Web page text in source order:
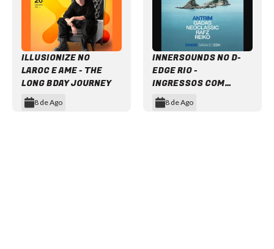
ILLUSIONIZE NO
LAROC E AME - THE
LONG BDAY JOURNEY
8 de Ago
INNERSOUNDS NO D-
EDGE RIO -
INGRESSOS COM
DESCONTO
8 de Ago